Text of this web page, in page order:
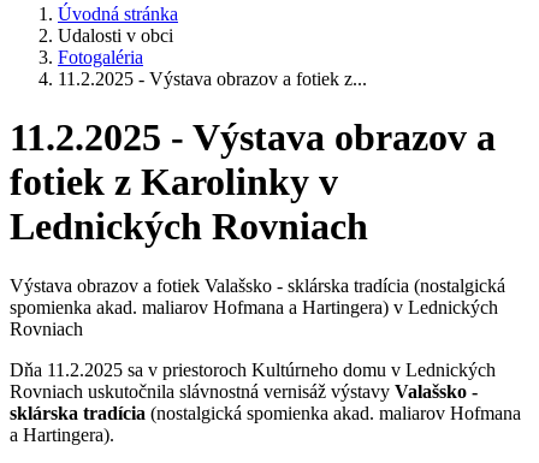
Úvodná stránka
Udalosti v obci
Fotogaléria
11.2.2025 - Výstava obrazov a fotiek z...
11.2.2025 - Výstava obrazov a
fotiek z Karolinky v
Lednických Rovniach
Výstava obrazov a fotiek Valašsko - sklárska tradícia (nostalgická
spomienka akad. maliarov Hofmana a Hartingera) v Lednických
Rovniach
Dňa 11.2.2025 sa v priestoroch Kultúrneho domu v Lednických
Rovniach uskutočnila slávnostná vernisáž výstavy Valašsko -
sklárska tradícia (nostalgická spomienka akad. maliarov Hofmana
a Hartingera).